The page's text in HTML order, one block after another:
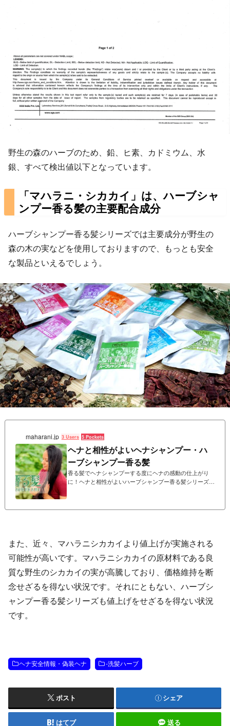
野生の森のハーブのため、鉛、ヒ素、カドミウム、水
銀、すべて検出値以下となっています。
「マハラニ・シカカイ」は、ハーブシャ
ンプー香る髪の主要配合成分
ハーブシャンプー香る髪シリーズでは主要成分が野生の
森の木の実などを使用しておりますので、もっとも安全
な製品といえるでしょう。
maharani.jp 3 Users 5 Pockets
ヘナと相性がよいヘナシャンプー・ハ
ーブシャンプー香る髪
香る髪でヘナシャンプーする度にヘナの感動の仕上がり
に！ヘナと相性がよいハーブシャンプー香る髪シリーズ。
また、近々、マハラニシカカイより値上げが実施される
可能性が高いです。マハラニシカカイの原材料である良
質な野生のシカカイの実が高騰しており、価格維持を断
念せざるを得ない状況です。それにともない、ハーブシ
ャンプー香る髪シリーズも値上げをせざるを得ない状況
です。
ヘナ安全情報・偽装ヘナ -洗髪ハーブ
ポスト シェア
はてブ 送る